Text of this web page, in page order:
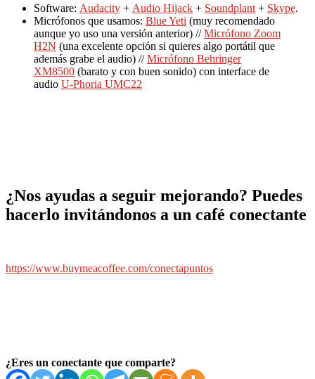
Software: Audacity + Audio Hijack + Soundplant + Skype.
Micrófonos que usamos: Blue Yeti (muy recomendado
aunque yo uso una versión anterior) //Micrófono Zoom
H2N (una excelente opción si quieres algo portátil que
además grabe el audio) //Micrófono Behringer
XM8500 (barato y con buen sonido) con interface de
audio U-Phoria UMC22
¿Nos ayudas a seguir mejorando? Puedes
hacerlo invitándonos a un café conectante
https://www.buymeacoffee.com/conectapuntos
¿Eres un conectante que comparte?